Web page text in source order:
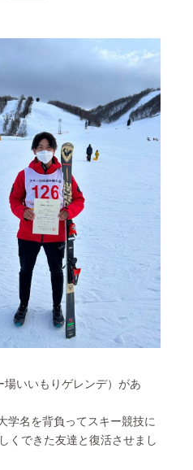
いいもりゲレンデ）があ
学名を背負ってスキー競技に
くできた友達と復活させまし